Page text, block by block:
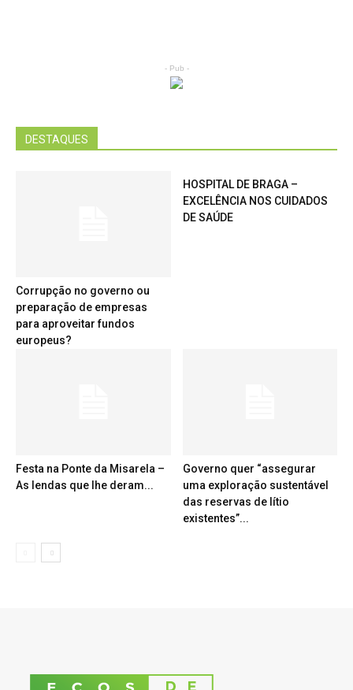
- Pub -
DESTAQUES
Corrupção no governo ou
preparação de empresas
para aproveitar fundos
europeus?
HOSPITAL DE BRAGA –
EXCELÊNCIA NOS CUIDADOS
DE SAÚDE
Festa na Ponte da Misarela –
As lendas que lhe deram...
Governo quer “assegurar
uma exploração sustentável
das reservas de lítio
existentes”...